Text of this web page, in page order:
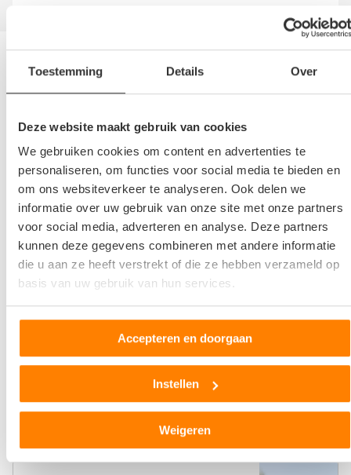
Toestemming Details Over
Deze website maakt gebruik van cookies
We gebruiken cookies om content en advertenties te
personaliseren, om functies voor social media te bieden en
om ons websiteverkeer te analyseren. Ook delen we
informatie over uw gebruik van onze site met onze partners
voor social media, adverteren en analyse. Deze partners
kunnen deze gegevens combineren met andere informatie
die u aan ze heeft verstrekt of die ze hebben verzameld op
basis van uw gebruik van hun services.
Accepteren en doorgaan
Instellen
Weigeren
Andere autosloperijen in de buurt
autodemontagebedrijf in de buurt van Autosloperij De
Kinderen? Hieronder vind u een overzicht van autosloperijen in
Geldrop,Noord-brabant. Deze bedrijven kunnen u helpen als u
uw sloopauto wilt verkopen of als u tweedehands of
gebruikte auto onderdelen wilt aanschaffen.
Sloopauto ophaalservice
Bel direct 06 299 666 24
Gebruikte auto onderdelen